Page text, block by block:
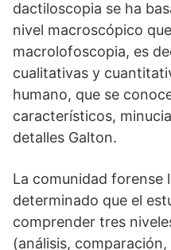
dactiloscopia se ha
nivel macroscópico
macrolofoscopia, es
cualitativas y
humano, que se
característicos,
detalles Galton.
La comunidad forense
determinado que el
comprender tres
(análisis,